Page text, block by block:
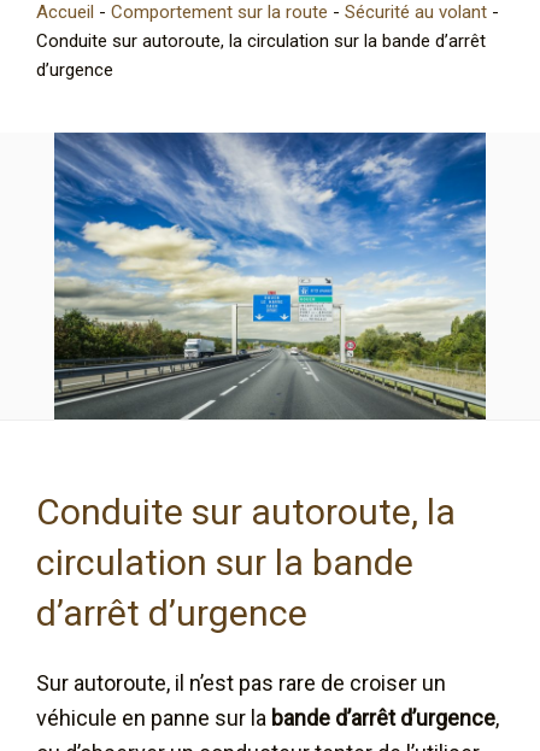
Accueil - Comportement sur la route - Sécurité au volant -
Conduite sur autoroute, la circulation sur la bande d’arrêt
d’urgence
Conduite sur autoroute, la
circulation sur la bande
d’arrêt d’urgence
Sur autoroute, il n’est pas rare de croiser un
véhicule en panne sur la bande d’arrêt d’urgence,